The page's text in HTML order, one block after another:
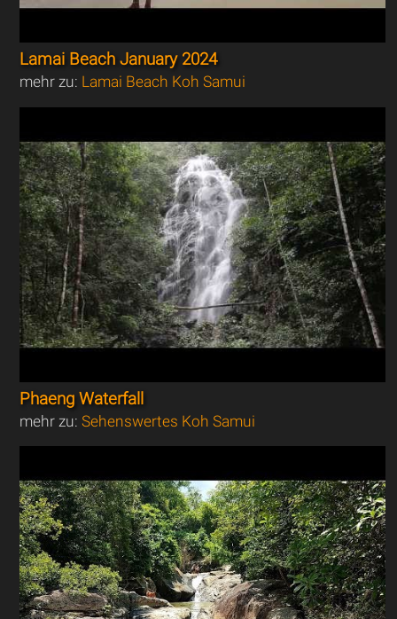
Lamai Beach January 2024
mehr zu: Lamai Beach Koh Samui
Phaeng Waterfall
mehr zu:Sehenswertes Koh Samui